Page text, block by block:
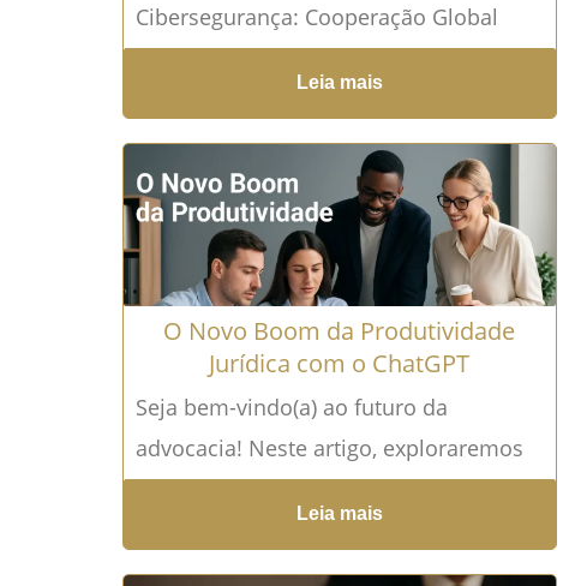
Cibersegurança: Cooperação Global
para Enfrentar Ameaças Digitais A
crescente digitalização das atividades
humanas e a expansão da
conectividade global...Leia mais →
Leia mais
O Novo Boom da Produtividade
Jurídica com o ChatGPT
Seja bem-vindo(a) ao futuro da
advocacia! Neste artigo, exploraremos
como o ChatGPT, uma poderosa
ferramenta de inteligência artificial, está
revolucionando a produtividade...Leia
Leia mais